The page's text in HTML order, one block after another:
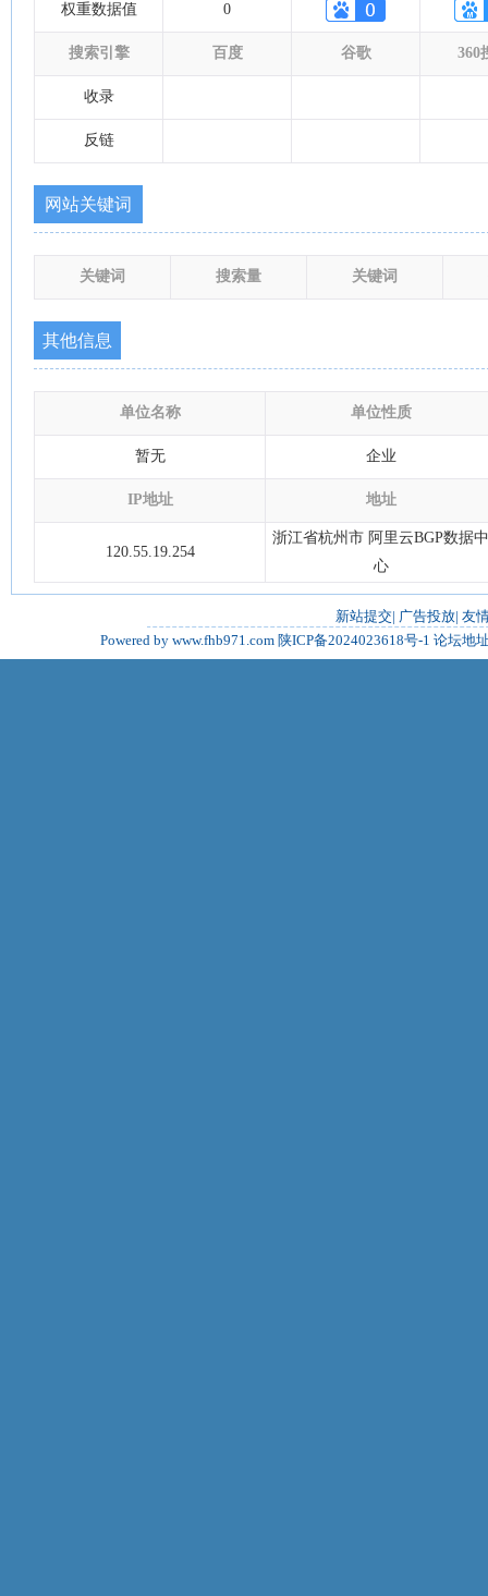
权重数据值 0
搜索引擎 百度 谷歌 360
收录
反链
网站关键词
关键词 搜索量 关键词
其他信息
单位名称 单位性质
暂无 企业
IP地址 地址
120.55.19.254
浙江省杭州市 阿里云BGP数据中
心
新站提交| 广告投放| 友
Powered by www.fhb971.com 陕ICP备2024023618号-1 论坛地